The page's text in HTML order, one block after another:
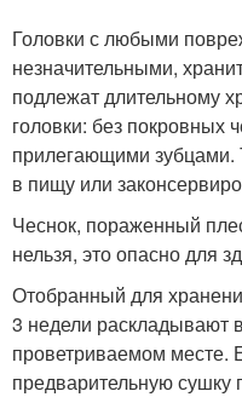
Головки с любыми
незначительными,
подлежат длительному
головки: без покровных
прилегающими зубцами.
в пищу или
Чеснок, пораженный
нельзя, это опасно для
Отобранный для
3 недели раскладывают
проветриваемом месте.
предварительную